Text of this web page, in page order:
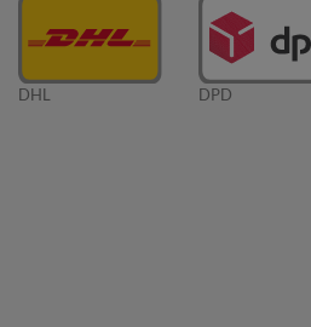
DHL DPD